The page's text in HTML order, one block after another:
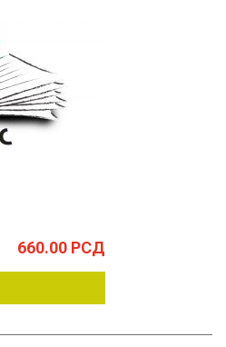
660.00 РСД